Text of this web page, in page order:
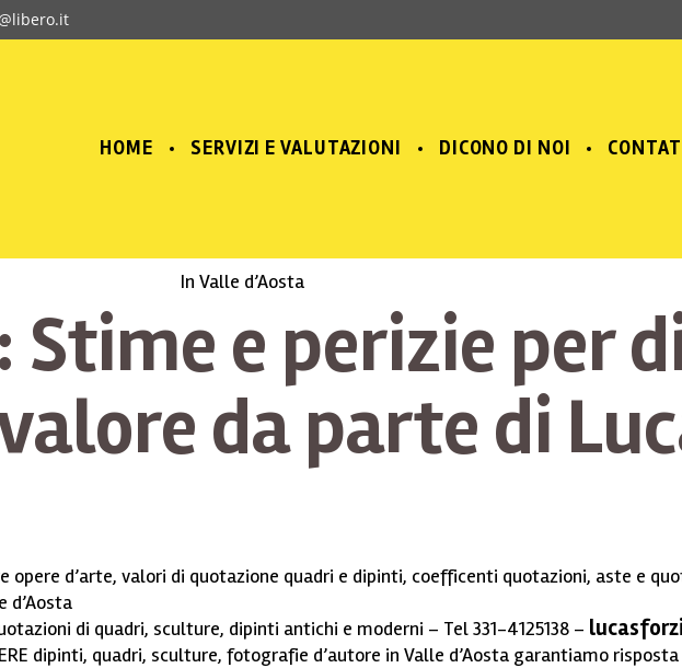
HOME SERVIZI E VALUTAZIONI DICONO DI NOI
In Valle d’Aosta
Stime e perizie per
da parte di
opere d’arte, valori di quotazione quadri e dipinti, coefficenti quotazioni, aste e
d’Aosta
di quadri, sculture, dipinti antichi e moderni – Tel 331-4125138 –
dipinti, quadri, sculture, fotografie d’autore in Valle d’Aosta garantiamo